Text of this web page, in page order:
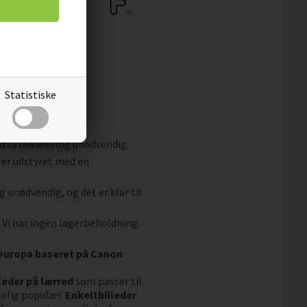
Statistiske
snavs.
fleece.
laminering unødvendig.
udstyret med en
unødvendig, og det er klar til
har ingen lagerbeholdning.
baseret på Canon
på lærred som passer til
populær. Enkeltbilleder